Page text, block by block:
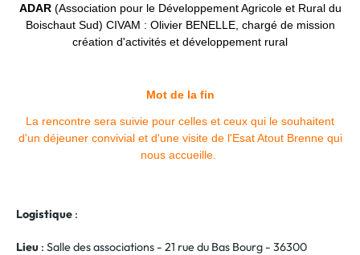
ADAR(Association pour le Développement Agricole et Rural du
Boischaut Sud) CIVAM : Olivier BENELLE, chargé de mission
création d'activités et développement rural
Mot de la fin
La rencontre sera suivie pour celles et ceux qui le souhaitent
d'un déjeuner convivial et d'une visite de l'Esat Atout Brenne qui
nous accueille.
Logistique :
Lieu : Salle des associations - 21 rue du Bas Bourg - 36300